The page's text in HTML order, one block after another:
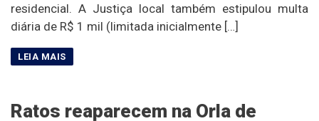
residencial. A Justiça local também estipulou multa
diária de R$ 1 mil (limitada inicialmente […]
Ratos reaparecem na Orla de